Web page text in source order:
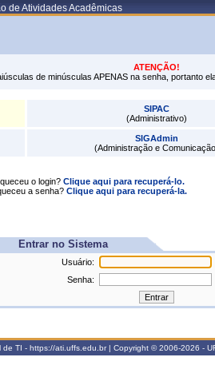
de Atividades Acadêmicas
ATENÇÃO!
de minúsculas APENAS na senha, portanto
SIPAC
(Administrativo)
SIGAdmin
(Administração e
o login? Clique aqui para recuperá-lo.
a senha?Clique aqui para recuperá-la.
Entrar no Sistema
Usuário:
Senha:
TI - https://ati.uffs.edu.br | Copyright © 2006-2026 -